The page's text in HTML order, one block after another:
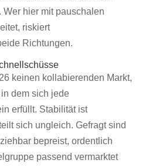
hier mit pauschalen
riskiert
Richtungen.
keinen kollabierenden Markt,
dem sich jede
erfüllt. Stabilität ist
sich ungleich. Gefragt sind
bepreist, ordentlich
passend vermarktet